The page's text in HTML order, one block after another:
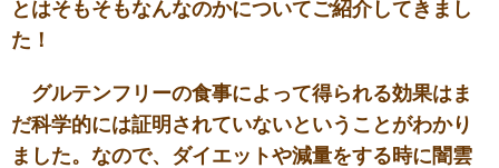
とはそもそもなんなのかについてご紹介してきまし
た！
グルテンフリーの食事によって得られる効果はま
だ科学的には証明されていないということがわかり
ました。なので、ダイエットや減量をする時に闇雲